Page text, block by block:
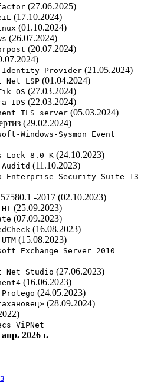
(27.06.2025)
(17.10.2024)
(01.10.2024)
(26.07.2024)
(20.07.2024)
Provider(21.05.2024)
Net LSP(01.04.2024)
OS (27.03.2024)
IDS (22.03.2024)
TLS server(05.03.2024)
(29.02.2024)
Windows-Sysmon Event
Lock 8.0-K(24.10.2023)
(11.10.2023)
Enterprise Security Suite 13
-2017 (02.10.2023)
(25.09.2023)
(07.09.2023)
(16.08.2023)
(15.08.2023)
Exchange Server 2010
Net Studio (27.06.2023)
(16.06.2023)
(24.05.2023)
(28.09.2024)
ViPNet
2026 г.